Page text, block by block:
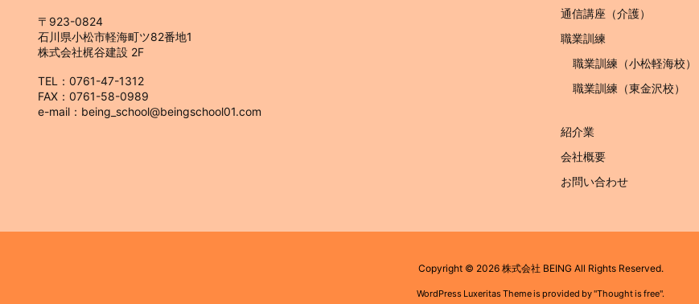
〒923-0824
石川県小松市軽海町ツ82番地1
株式会社梶谷建設 2F
TEL：0761-47-1312
FAX：0761-58-0989
e-mail：being_school@beingschool01.com
通信講座（介護）
職業訓練
職業訓練（小松軽海校）
職業訓練（東金沢校）
紹介業
会社概要
お問い合わせ
Copyright © 2026 株式会社 BEINGAll Rights Reserved.
WordPress Luxeritas Theme is provided by "Thought is free".